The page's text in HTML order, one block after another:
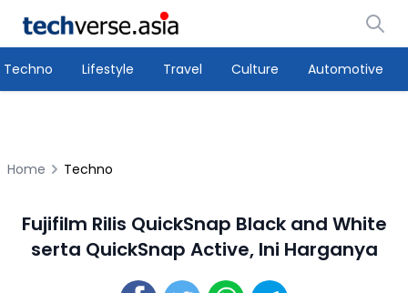
Techno Lifestyle Travel Culture Automotive
Home Techno
Fujifilm Rilis QuickSnap Black and White
serta QuickSnap Active, Ini Harganya